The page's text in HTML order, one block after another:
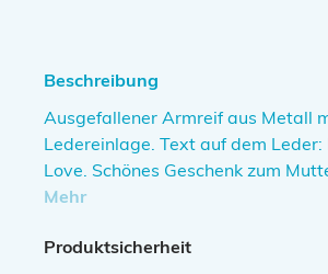
Beschreibung
Ausgefallener Armreif aus Metall
Ledereinlage. Text auf dem Leder:
Love. Schönes Geschenk zum
Mehr
Produktsicherheit